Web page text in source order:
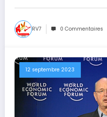
RV7 0 Commentaires
12 septembre 2023